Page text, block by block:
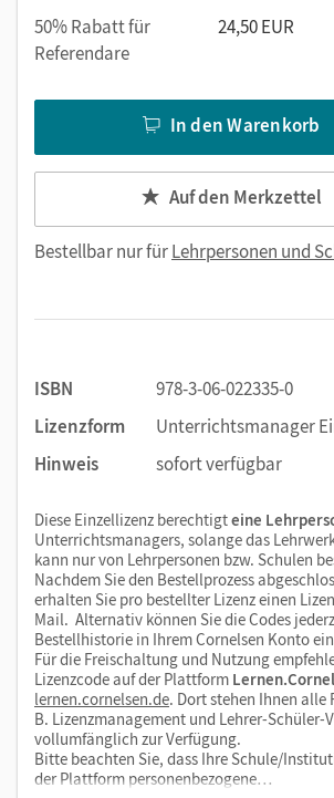
50% Rabatt für
Referendare
24,50 EUR
In den Warenkorb
Auf den Merkzettel
Bestellbar nur fürLehrpersonen und
ISBN
978-3-06-022335-0
Lizenzform
Unterrichtsmanager
Hinweis
sofort verfügbar
Diese Einzellizenz berechtigteine
Unterrichtsmanagers, solange das
kann nur von Lehrpersonen bzw. Schulen
Nachdem Sie den Bestellprozess
erhalten Sie pro bestellter Lizenz einen
Mail. Alternativ können Sie die Codes
Bestellhistorie in Ihrem Cornelsen Konto
Für die Freischaltung und Nutzung
Lizenzcode auf der Plattform
lernen.cornelsen.de. Dort stehen Ihnen alle
B. Lizenzmanagement und Lehrer-Schüler-
vollumfänglich zur Verfügung.
Bitte beachten Sie, dass Ihre Schule/
der Plattform personenbezogene…